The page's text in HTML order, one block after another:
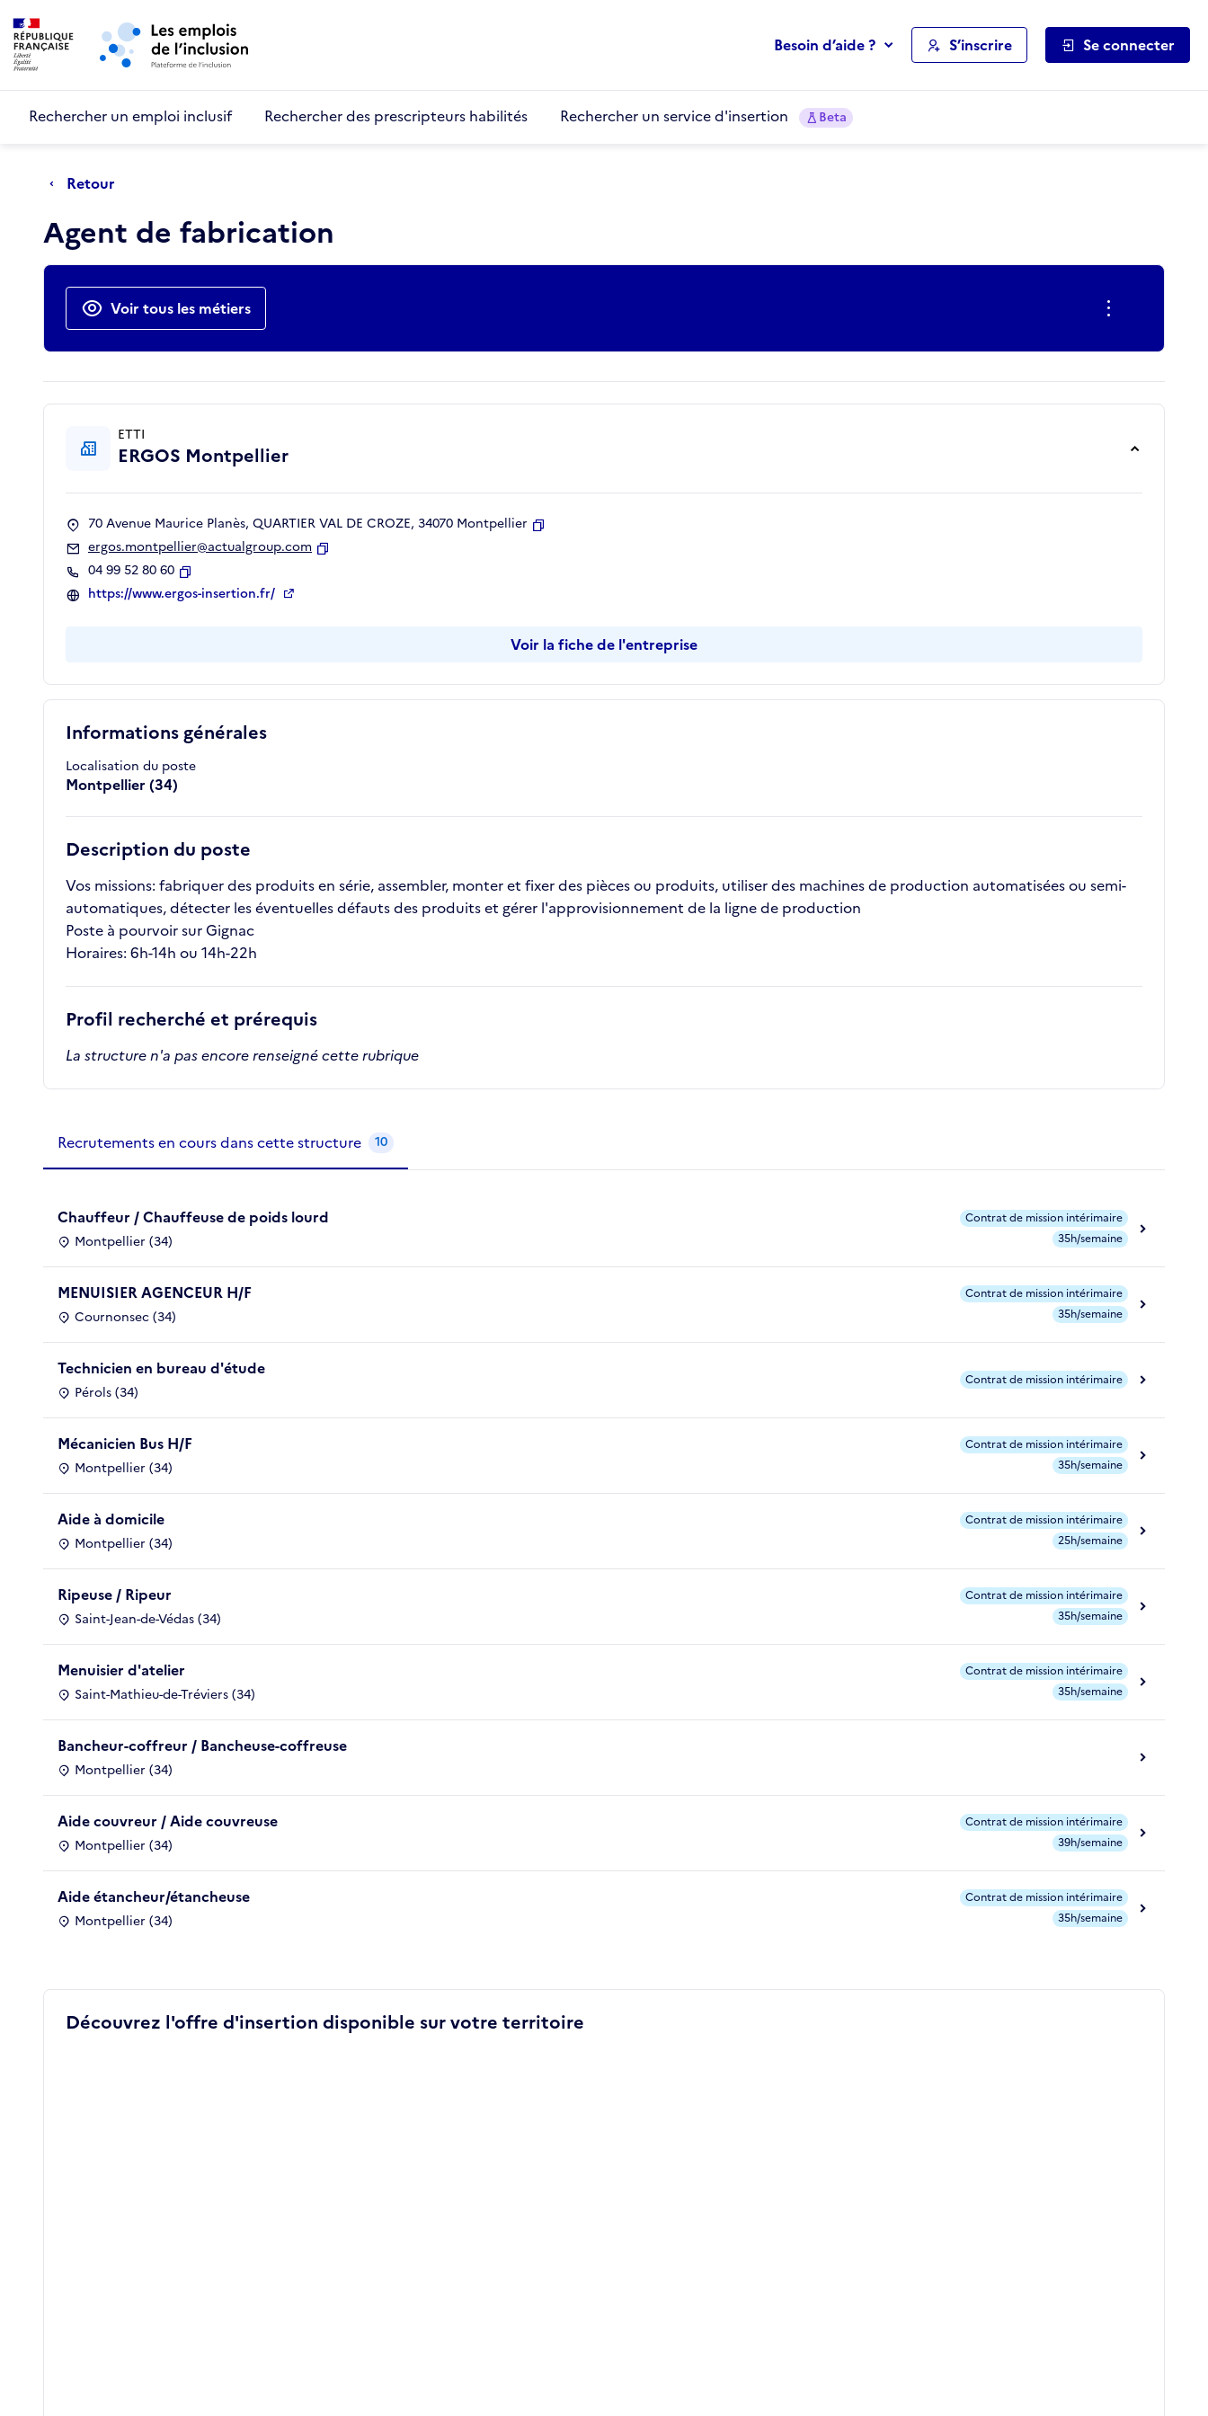
Aller au menu principal
Besoin d’aide ? S’inscrire Se connecter
Rechercher un emploi inclusif Rechercher des prescripteurs habilités Rechercher un service d'insertion Beta
Retour
Agent de fabrication
Actions rapides
Voir tous les métiers
Informations générales
Localisation du poste
Montpellier (34)
Description du poste
Vos missions: fabriquer des produits en série, assembler, monter et fixer des pièces ou produits, utiliser des machines de production automatisées ou semi-
automatiques, détecter les éventuelles défauts des produits et gérer l'approvisionnement de la ligne de production
Poste à pourvoir sur Gignac
Horaires: 6h-14h ou 14h-22h
Profil recherché et prérequis
La structure n'a pas encore renseigné cette rubrique
ETTI
ERGOS Montpellier
70 Avenue Maurice Planès, QUARTIER VAL DE CROZE, 34070 Montpellier
ergos.montpellier@actualgroup.com
04 99 52 80 60
Copier
https://www.ergos-insertion.fr/
Voir la fiche de l'entreprise
Recrutements de la structure
Recrutements en cours dans cette structure 10
Chauffeur / Chauffeuse de poids lourd
Montpellier (34)
Contrat de mission intérimaire
35h/semaine
MENUISIER AGENCEUR H/F
Cournonsec (34)
Contrat de mission intérimaire
35h/semaine
Technicien en bureau d'étude
Pérols (34)
Contrat de mission intérimaire
Mécanicien Bus H/F
Montpellier (34)
Contrat de mission intérimaire
35h/semaine
Aide à domicile
Montpellier (34)
Contrat de mission intérimaire
25h/semaine
Ripeuse / Ripeur
Saint-Jean-de-Védas (34)
Contrat de mission intérimaire
35h/semaine
Menuisier d'atelier
Saint-Mathieu-de-Tréviers (34)
Contrat de mission intérimaire
35h/semaine
Bancheur-coffreur / Bancheuse-coffreuse
Montpellier (34)
Aide couvreur / Aide couvreuse
Montpellier (34)
Contrat de mission intérimaire
39h/semaine
Aide étancheur/étancheuse
Montpellier (34)
Contrat de mission intérimaire
35h/semaine
Découvrez l'offre d'insertion disponible sur votre territoire